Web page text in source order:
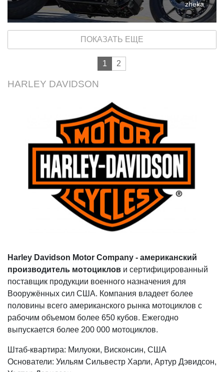
основе. Базовой моделью
платформы 2025 года стал Street
Bob, самый лёгкий и недорогой
из шести моделей.
zheka
ПОКАЗАТЬ ЕЩЕ
1 2
HARLEY DAVIDSON
Harley Davidson Motor Company - американский
производитель мотоциклов и сертифицированный
поставщик продукции военного назначения для
Вооружённых сил США. Компания владеет более
половины всего американского рынка мотоциклов с
рабочим объемом более 650 кубов. Ежегодно
выпускается более 200 000 мотоциклов.
Штаб-квартира: Милуоки, Висконсин, США
Основатели: Уильям Сильвестр Харли, Артур Дэвидсон,